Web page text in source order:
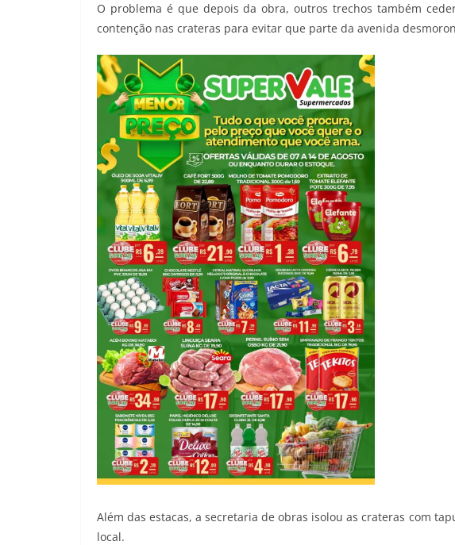
O problema é que depois da obra, outros trechos também
contenção nas crateras para evitar que parte da avenida
Além das estacas, a secretaria de obras isolou as crateras com
local.